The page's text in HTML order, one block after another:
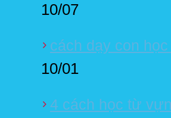
10/07
cách dạy con
10/01
4 cách học từ